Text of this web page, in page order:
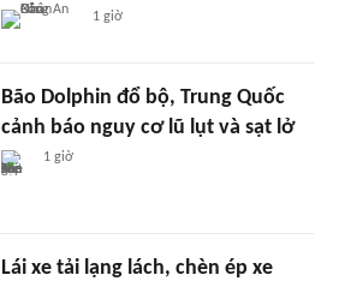
1 giờ
Bão Dolphin đổ bộ, Trung Quốc
cảnh báo nguy cơ lũ lụt và sạt lở
1 giờ
Lái xe tải lạng lách, chèn ép xe